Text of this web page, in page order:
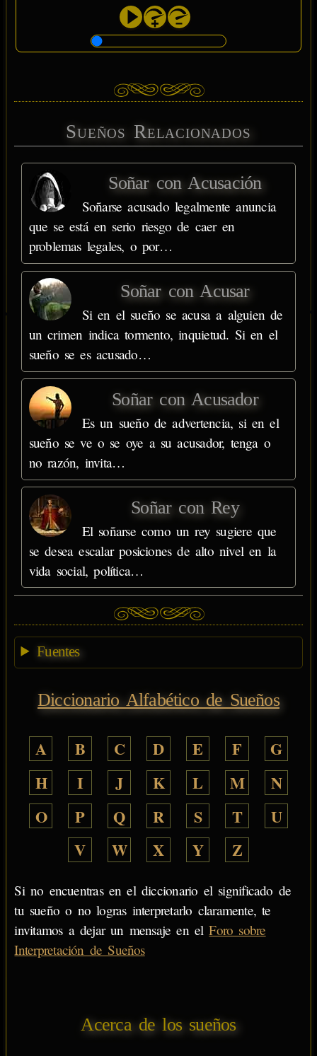
Sueños Relacionados
Soñar con Acusación
Soñarse acusado legalmente anuncia
que se está en serio riesgo de caer en
problemas legales, o por…
Soñar con Acusar
Si en el sueño se acusa a alguien de
un crimen indica tormento, inquietud. Si en el
sueño se es acusado…
Soñar con Acusador
Es un sueño de advertencia, si en el
sueño se ve o se oye a su acusador, tenga o
no razón, invita…
Soñar con Rey
El soñarse como un rey sugiere que
se desea escalar posiciones de alto nivel en la
vida social, política…
Fuentes
Diccionario Alfabético de Sueños
A B C D E F
G
H
I J K L M
N
O
P Q R S T
U
V
W X Y Z
Si no encuentras en el diccionario el significado de
tu sueño o no logras interpretarlo claramente, te
invitamos a dejar un mensaje en elForo sobre
Interpretación de Sueños
Acerca de los sueños